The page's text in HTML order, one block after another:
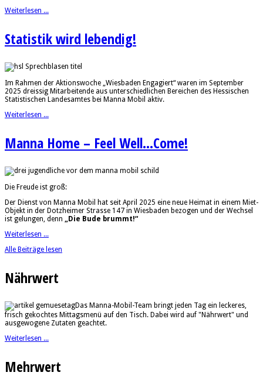
Weiterlesen ...
Statistik wird lebendig!
Im Rahmen der Aktionswoche „Wiesbaden Engagiert“ waren im September
2025 dreissig Mitarbeitende aus unterschiedlichen Bereichen des Hessischen
Statistischen Landesamtes bei Manna Mobil aktiv.
Weiterlesen ...
Manna Home – Feel Well...Come!
Die Freude ist groß:
Der Dienst von Manna Mobil hat seit April 2025 eine neue Heimat in einem Miet-
Objekt in der Dotzheimer Strasse 147 in Wiesbaden bezogen und der Wechsel
ist gelungen, denn
„Die Bude brummt!“
Weiterlesen ...
Alle Beiträge lesen
Nährwert
Das Manna-Mobil-Team bringt jeden Tag ein leckeres,
frisch gekochtes Mittagsmenü auf den Tisch. Dabei wird auf "Nährwert" und
ausgewogene Zutaten geachtet.
Weiterlesen ...
Mehrwert